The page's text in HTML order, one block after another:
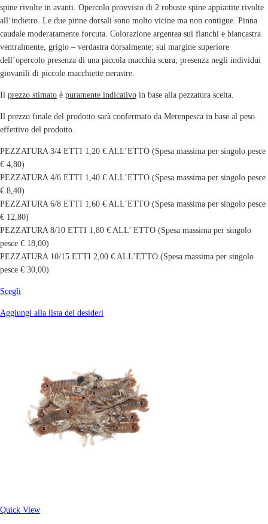
spine rivolte in avanti. Opercolo provvisto di 2 robuste spine appiattite rivolte
all’indietro. Le due pinne dorsali sono molto vicine ma non contigue. Pinna
caudale moderatamente forcuta. Colorazione argentea sui fianchi e biancastra
ventralmente, grigio – verdastra dorsalmente; sul margine superiore
dell’opercolo presenza di una piccola macchia scura; presenza negli individui
giovanili di piccole macchiette nerastre.
Il prezzo stimato è puramente indicativo in base alla pezzatura scelta.
Il prezzo finale del prodotto sarà confermato da Merenpesca in base al peso
effettivo del prodotto.
PEZZATURA 3/4 ETTI 1,20 € ALL’ETTO (Spesa massima per singolo pesce
€ 4,80)
PEZZATURA 4/6 ETTI 1,40 € ALL’ETTO (Spesa massima per singolo pesce
€ 8,40)
PEZZATURA 6/8 ETTI 1,60 € ALL’ETTO (Spesa massima per singolo pesce
€ 12,80)
PEZZATURA 8/10 ETTI 1,80 € ALL’ ETTO (Spesa massima per singolo
pesce € 18,00)
PEZZATURA 10/15 ETTI 2,00 € ALL’ETTO (Spesa massima per singolo
pesce € 30,00)
Scegli
Aggiungi alla lista dei desideri
Quick View